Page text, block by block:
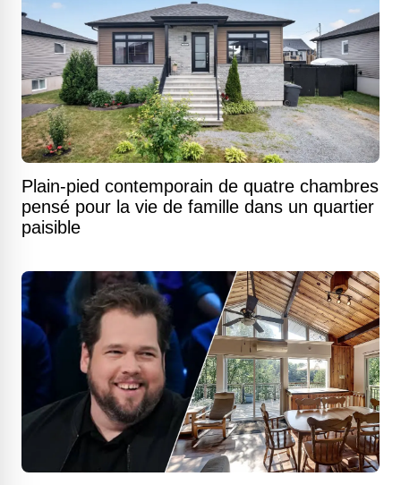
Plain-pied contemporain de quatre chambres
pensé pour la vie de famille dans un quartier
paisible